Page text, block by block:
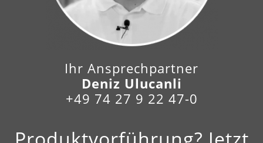
Ihr Ansprechpartner
Deniz Ulucanli
+49 74 27 9 22 47-0